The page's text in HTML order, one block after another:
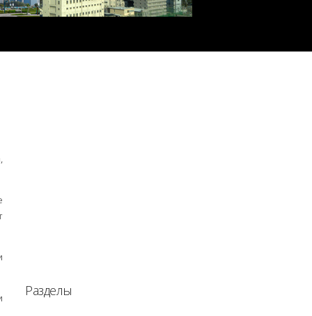
Разделы